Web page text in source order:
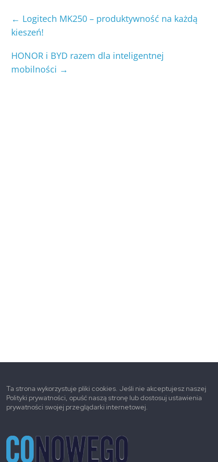
← Logitech MK250 – produktywność na każdą
kieszeń!
HONOR i BYD razem dla inteligentnej
mobilności →
Ta strona wykorzystuje pliki cookies. Jeśli nie akceptujesz naszej
Polityki prywatności, opuść naszą stronę lub dostosuj ustawienia
prywatności swojej przeglądarki internetowej.